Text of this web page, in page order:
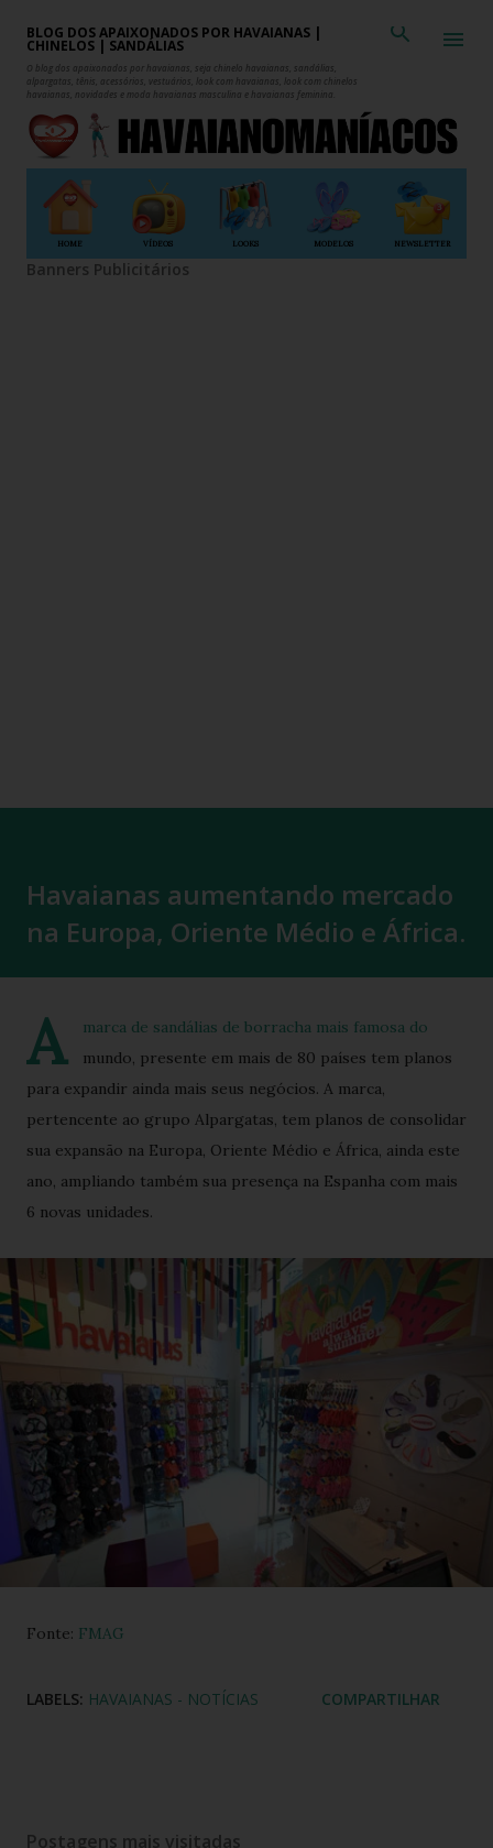
Pular para o conteúdo principal
BLOG DOS APAIXONADOS POR HAVAIANAS |
CHINELOS | SANDÁLIAS
O blog dos apaixonados por havaianas, seja chinelo havaianas, sandálias,
alpargatas, tênis, acessórios, vestuários, look com havaianas, look com chinelos
havaianas, novidades e moda havaianas masculina e havaianas feminina.
HOME VÍDEOS LOOKS MODELOS NEWSLETTER
Banners Publicitários
Havaianas aumentando mercado
na Europa, Oriente Médio e África.
A
marca de sandálias de borracha mais famosa do
mundo, presente em mais de 80 países tem planos
para expandir ainda mais seus negócios. A marca,
pertencente ao grupo Alpargatas, tem planos de consolidar
sua expansão na Europa, Oriente Médio e África, ainda este
ano, ampliando também sua presença na Espanha com mais
6 novas unidades.
Fonte: FMAG
LABELS: HAVAIANAS - NOTÍCIAS COMPARTILHAR
Postagens mais visitadas